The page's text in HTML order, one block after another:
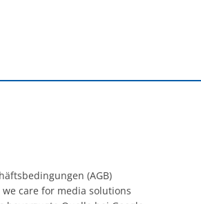
(AGB)
we care for media solutions